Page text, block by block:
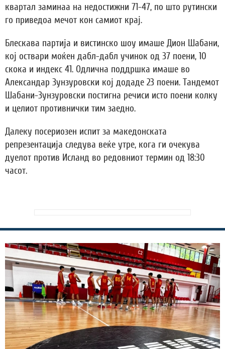
квартал заминаа на недостижни 71-47, по што рутински
го приведоа мечот кон самиот крај.
Блескава партија и вистинско шоу имаше Дион Шабани,
кој оствари моќен дабл-дабл учинок од 37 поени, 10
скока и индекс 41. Одлична поддршка имаше во
Александар Зунзуровски кој додаде 23 поени. Тандемот
Шабани-Зунзуровски постигна речиси исто поени колку
и целиот противнички тим заедно.
Далеку посериозен испит за македонската
репрезентација следува веќе утре, кога ги очекува
дуелот против Исланд во редовниот термин од 18:30
часот.